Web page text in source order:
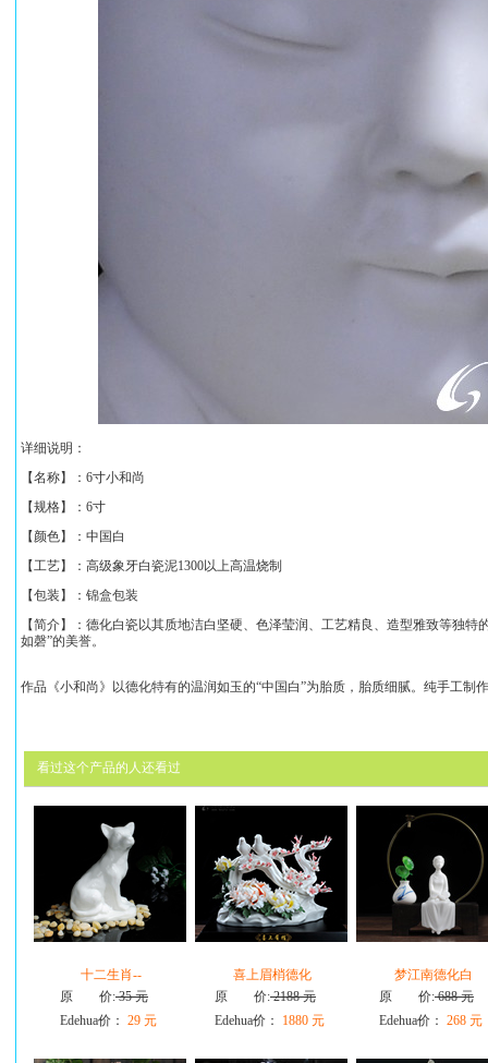
详细说明：
【名称】： 6寸小和尚
【规格】： 6寸
【颜色】：中国白
【工艺】：高级象牙白瓷泥1300以上高温烧制
【包装】：锦盒包装
【简介】： 德化白瓷以其质地洁白坚硬、色泽莹润、工艺精良、造型雅致等独特
如磬”的美誉。
作品《小和尚》以德化特有的温润如玉的“中国白”为胎质，胎质细腻。 纯手工制
看过这个产品的人还看过
十二生肖--
原 价:35 元
Edehua价： 29 元
喜上眉梢德化
原 价:2188 元
Edehua价：
1880 元
梦江南德化白
原 价:688 元
Edehua价： 268 元